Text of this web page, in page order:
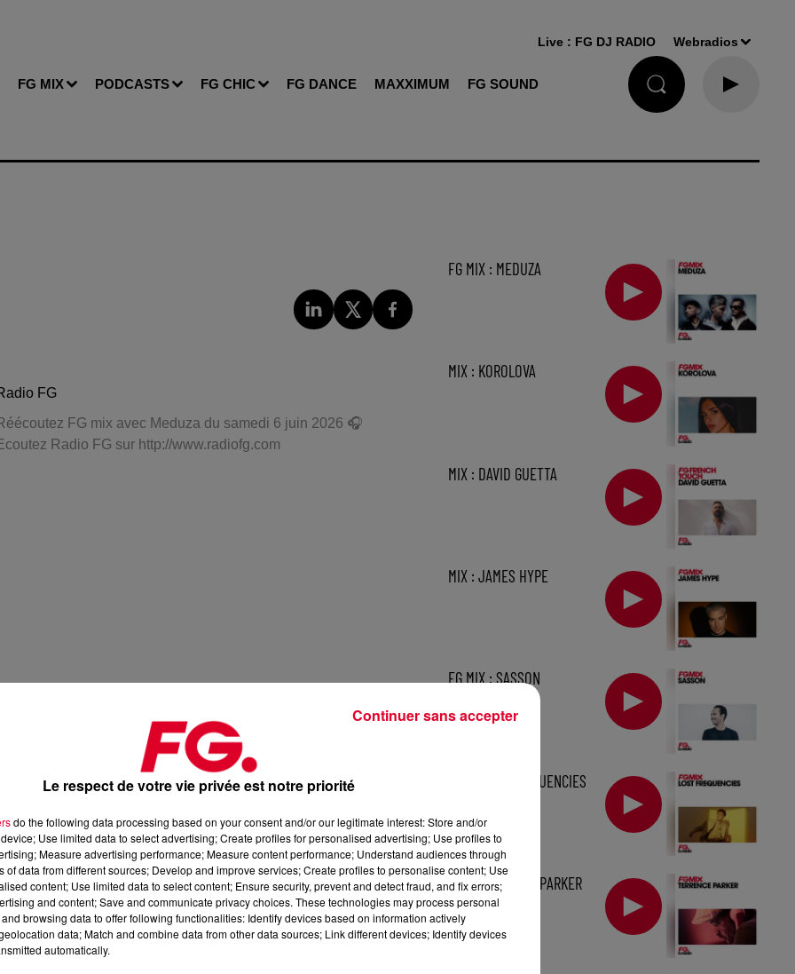
FG MIX PODCASTS FG CHIC FG DANCE MAXXIMUM FG SOUND
Live : FG DJ RADIO Webradios
FG
FG mix avec Meduza du samedi 6 juin 2026 🎧
Radio FG sur http://www.radiofg.com
FG MIX : MEDUZA
MIX : KOROLOVA
MIX : DAVID GUETTA
MIX : JAMES HYPE
FG MIX : SASSON
MIX : LOST FREQUENCIES
MIX : TERRENCE PARKER
Le respect de votre vie privée est notre priorité
do the following data processing based on your consent and/or our legitimate interest: Store and/or
Use limited data to select advertising; Create profiles for personalised advertising; Use profiles to
Measure advertising performance; Measure content performance; Understand audiences through
of data from different sources; Develop and improve services; Create profiles to personalise content; Use
content; Use limited data to select content; Ensure security, prevent and detect fraud, and fix errors;
and content; Save and communicate privacy choices. These technologies may process personal
browsing data to offer following functionalities: Identify devices based on information actively
data; Match and combine data from other data sources; Link different devices; Identify devices
automatically.
Continuer sans accepter